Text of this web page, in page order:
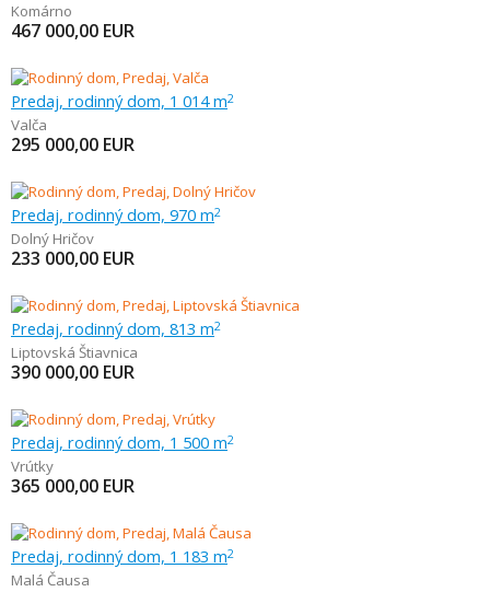
Komárno
467 000,00 EUR
Predaj, rodinný dom, 1 014 m2
Valča
295 000,00 EUR
Predaj, rodinný dom, 970 m2
Dolný Hričov
233 000,00 EUR
Predaj, rodinný dom, 813 m2
Liptovská Štiavnica
390 000,00 EUR
Predaj, rodinný dom, 1 500 m2
Vrútky
365 000,00 EUR
Predaj, rodinný dom, 1 183 m2
Malá Čausa